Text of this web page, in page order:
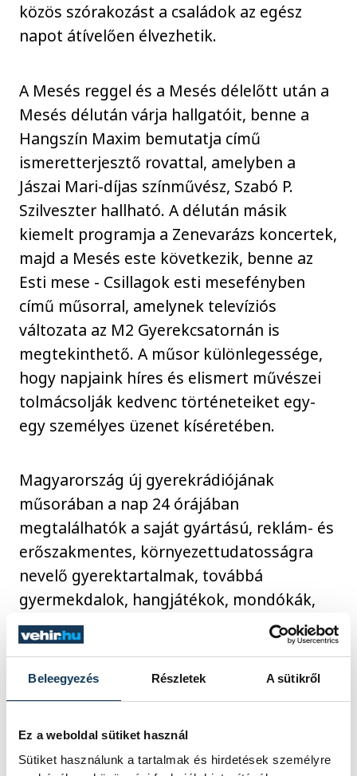
Beleegyezés Részletek A sütikről
Ez a weboldal sütiket használ
Sütiket használunk a tartalmak és hirdetések személyre
közös szórakozást a családok az egész
napot átívelően élvezhetik.
A Mesés reggel és a Mesés délelőtt után a
Mesés délután várja hallgatóit, benne a
Hangszín Maxim bemutatja című
ismeretterjesztő rovattal, amelyben a
Jászai Mari-díjas színművész, Szabó P.
Szilveszter hallható. A délután másik
kiemelt programja a Zenevarázs koncertek,
majd a Mesés este következik, benne az
Esti mese - Csillagok esti mesefényben
című műsorral, amelynek televíziós
változata az M2 Gyerekcsatornán is
megtekinthető. A műsor különlegessége,
hogy napjaink híres és elismert művészei
tolmácsolják kedvenc történeteiket egy-
egy személyes üzenet kíséretében.
Magyarország új gyerekrádiójának
műsorában a nap 24 órájában
megtalálhatók a saját gyártású, reklám- és
erőszakmentes, környezettudatosságra
nevelő gyerektartalmak, továbbá
gyermekdalok, hangjátékok, mondókák,
versek, klasszikus zenei "kakaókoncertek",
amelyek lehetőséget teremtenek a közös,
családi rádióélményre.
A Csukás Meserádió
a www.csukasmeseradio.hu oldalon